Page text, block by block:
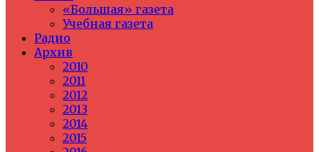
«Большая» газета
Учебная газета
Радио
Архив
2010
2011
2012
2013
2014
2015